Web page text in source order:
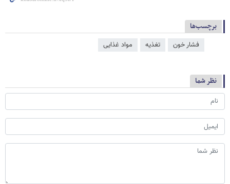
برچسب‌ها
فشار خون تغذیه مواد غذایی
نظر شما